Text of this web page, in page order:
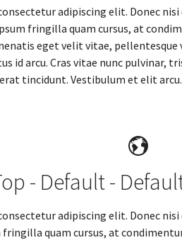
adipiscing elit. Donec
fringilla quam cursus, at
eget velit vitae, pellentesque
id arcu. Cras vitae nunc pulvinar,
tincidunt. Vestibulum et elit
- Default -
adipiscing elit. Donec
quam cursus, at